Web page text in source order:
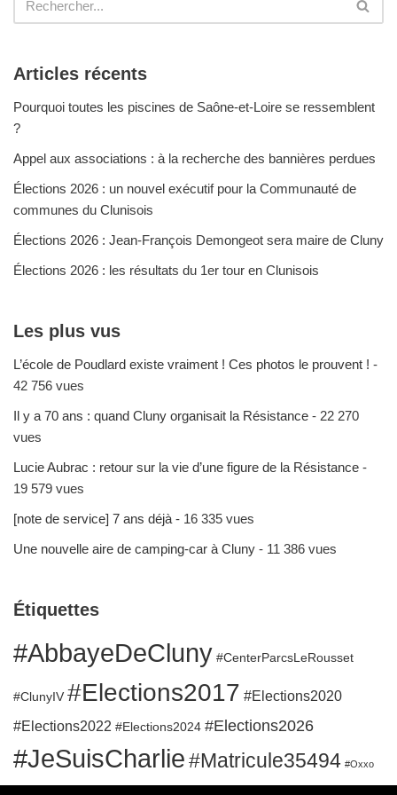
Articles récents
Pourquoi toutes les piscines de Saône-et-Loire se ressemblent
?
Appel aux associations : à la recherche des bannières perdues
Élections 2026 : un nouvel exécutif pour la Communauté de
communes du Clunisois
Élections 2026 : Jean-François Demongeot sera maire de Cluny
Élections 2026 : les résultats du 1er tour en Clunisois
Les plus vus
L’école de Poudlard existe vraiment ! Ces photos le prouvent ! -
42 756 vues
Il y a 70 ans : quand Cluny organisait la Résistance - 22 270
vues
Lucie Aubrac : retour sur la vie d’une figure de la Résistance -
19 579 vues
[note de service] 7 ans déjà - 16 335 vues
Une nouvelle aire de camping-car à Cluny - 11 386 vues
Étiquettes
#AbbayeDeCluny #CenterParcsLeRousset
#ClunyIV #Elections2017 #Elections2020
#Elections2022 #Elections2024 #Elections2026
#JeSuisCharlie#Matricule35494 #Oxxo